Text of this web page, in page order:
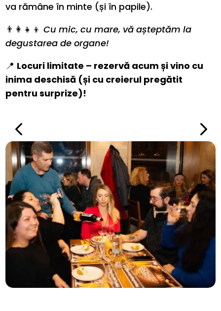
va rămâne în minte (și în papile).
👨‍👩‍👧‍👦Cu mic, cu mare, vă așteptăm la
degustarea de organe!
📍 Locuri limitate – rezervă acum și vino cu
inima deschisă (și cu creierul pregătit
pentru surprize)!